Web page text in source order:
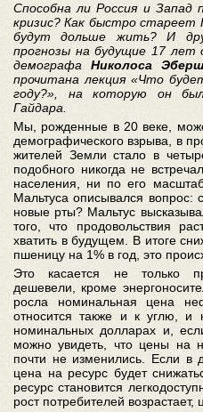
Способна ли Россия и Запад
кризис? Как быстро стареет
будут дольше жить? И
прогнозы на будущие 17 лет
демографаНиколоса
прочитана лекция «Что
году?», на которую он
Гайдара.
Мы, рожденные в 20 веке,
демографического взрыва, в
жителей Земли стало в
подобного никогда не
населения, ни по его
Мальтуса описывался вопрос:
новые рты? Мальтус
того, что продовольствия
хватить в будущем. В итоге
пшеницу на 1% в год, это
Это касается не только
дешевели, кроме
росла номинальная цена
относится также и к углю, и
номинальных долларах и,
можно увидеть, что цены на
почти не изменились. Если в
цена на ресурс будет
ресурс становится
рост потребителей возрастает,